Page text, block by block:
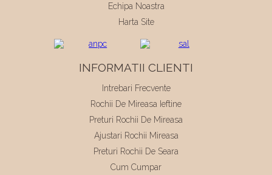
Echipa Noastra
Harta Site
INFORMATII CLIENTI
Intrebari Frecvente
Rochii De Mireasa Ieftine
Preturi Rochii De Mireasa
Ajustari Rochii Mireasa
Preturi Rochii De Seara
Cum Cumpar